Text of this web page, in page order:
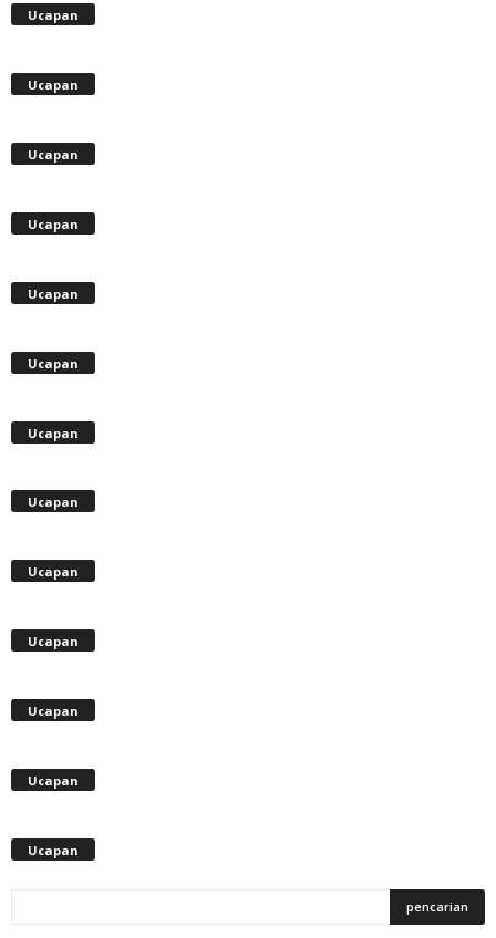
Ucapan
Ucapan
Ucapan
Ucapan
Ucapan
Ucapan
Ucapan
Ucapan
Ucapan
Ucapan
Ucapan
Ucapan
Ucapan